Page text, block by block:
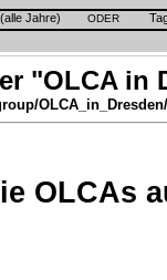
Jahre) ODER
"OLCA in
OLCA_in_Dresden/
OLCAs